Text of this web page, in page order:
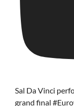
Sal Da Vinci
grand final